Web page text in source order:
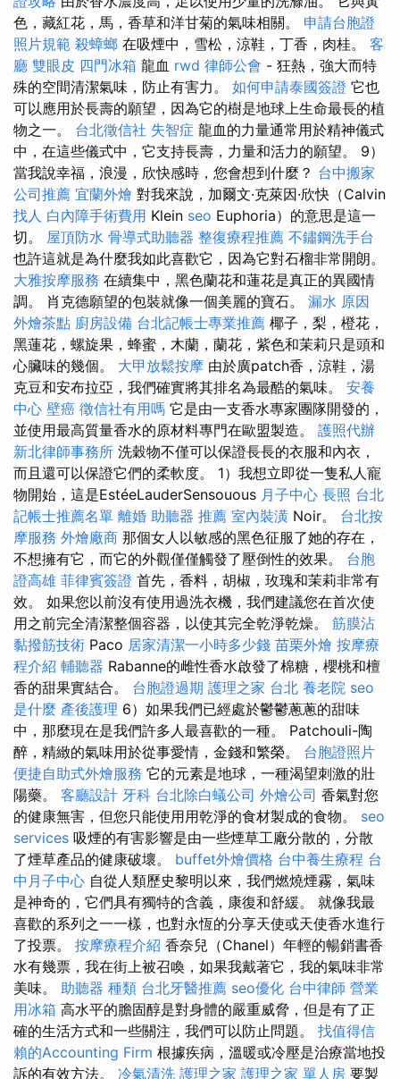
色，藏紅花，馬，香草和洋甘菊的氣味相關。 申請台胞證
照片規範 殺蟑螂 在吸煙中，雪松，涼鞋，丁香，肉桂。 客
廳 雙眼皮 四門冰箱 龍血 rwd 律師公會 - 狂熱，強大而特
殊的空間清潔氣味，防止有害力。 如何申請泰國簽證 它也
可以應用於長壽的願望，因為它的樹是地球上生命最長的植
物之一。 台北徵信社 失智症 龍血的力量通常用於精神儀式
中，在這些儀式中，它支持長壽，力量和活力的願望。 9）
當我說幸福，浪漫，欣快感時，您會想到什麼？ 台中搬家
公司推薦 宜蘭外燴 對我來說，加爾文·克萊因·欣快（Calvin
找人 白內障手術費用 Klein seo Euphoria）的意思是這一
切。 屋頂防水 骨導式助聽器 整復療程推薦 不鏽鋼洗手台
也許這就是為什麼我如此喜歡它，因為它對石榴非常開朗。
大雅按摩服務 在續集中，黑色蘭花和蓮花是真正的異國情
調。 肖克德願望的包裝就像一個美麗的寶石。 漏水 原因
外燴茶點 廚房設備 台北記帳士專業推薦 椰子，梨，橙花，
黑蓮花，螺旋果，蜂蜜，木蘭，蘭花，紫色和茉莉只是頭和
心臟味的幾個。 大甲放鬆按摩 由於廣patch香，涼鞋，湯
克豆和安布拉亞，我們確實將其排名為最酷的氣味。 安養
中心 壁癌 徵信社有用嗎 它是由一支香水專家團隊開發的，
並使用最高質量香水的原材料專門在歐盟製造。 護照代辦
新北律師事務所 洗穀物不僅可以保證長長的衣服和內衣，
而且還可以保證它們的柔軟度。 1）我想立即從一隻私人寵
物開始，這是EstéeLauderSensouous 月子中心 長照 台北
記帳士推薦名單 離婚 助聽器 推薦 室內裝潢 Noir。 台北按
摩服務 外燴廠商 那個女人以敏感的黑色征服了她的存在，
不想擁有它，而它的外觀僅僅觸發了壓倒性的效果。 台胞
證高雄 菲律賓簽證 首先，香料，胡椒，玫瑰和茉莉非常有
效。 如果您以前沒有使用過洗衣機，我們建議您在首次使
用之前完全清潔整個容器，以使其完全乾淨乾燥。 筋膜沾
黏撥筋技術 Paco 居家清潔一小時多少錢 苗栗外燴 按摩療
程介紹 輔聽器 Rabanne的雌性香水啟發了棉糖，櫻桃和檀
香的甜果實結合。 台胞證過期 護理之家 台北 養老院 seo
是什麼 產後護理 6）如果我們已經處於鬱鬱蔥蔥的甜味
中，那麼現在是我們許多人最喜歡的一種。 Patchouli-陶
醉，精緻的氣味用於從事愛情，金錢和繁榮。 台胞證照片
便捷自助式外燴服務 它的元素是地球，一種渴望刺激的壯
陽藥。 客廳設計 牙科 台北除白蟻公司 外燴公司 香氣對您
的健康無害，但您只能使用用乾淨的食材製成的食物。 seo
services 吸煙的有害影響是由一些煙草工廠分散的，分散
了煙草產品的健康破壞。 buffet外燴價格 台中養生療程 台
中月子中心 自從人類歷史黎明以來，我們燃燒煙霧，氣味
是神奇的，它們具有獨特的含義，康復和舒緩。 就像我最
喜歡的系列之一一樣，也對永恆的分享天使或天使香水進行
了投票。 按摩療程介紹 香奈兒（Chanel）年輕的暢銷書香
水有幾票，我在街上被召喚，如果我戴著它，我的氣味非常
美味。 助聽器 種類 台北牙醫推薦 seo優化 台中律師 營業
用冰箱 高水平的膽固醇是對身體的嚴重威脅，但是有了正
確的生活方式和一些關注，我們可以防止問題。 找值得信
賴的Accounting Firm 根據疾病，溫暖或冷壓是治療當地投
訴的有效方法。 冷氣清洗 護理之家 護理之家 單人房 要製